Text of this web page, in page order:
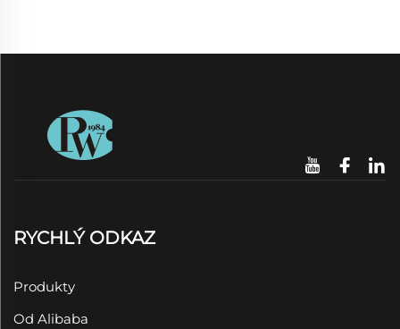
RYCHLÝ ODKAZ
Produkty
Od Alibaba